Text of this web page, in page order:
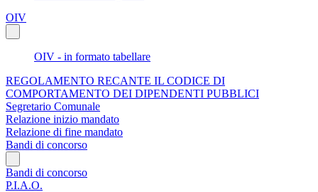
OIV
OIV - in formato tabellare
REGOLAMENTO RECANTE IL CODICE DI
COMPORTAMENTO DEI DIPENDENTI PUBBLICI
Segretario Comunale
Relazione inizio mandato
Relazione di fine mandato
Bandi di concorso
Bandi di concorso
P.I.A.O.